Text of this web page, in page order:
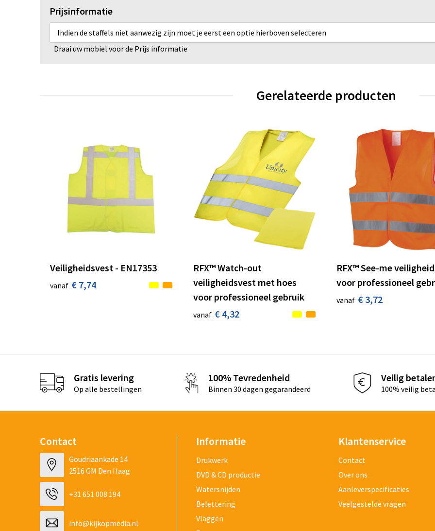
Prijsinformatie
Indien de staffels niet aanwezig zijn moet je eerst een optie hierboven selecteren
Draai uw mobiel voor de Prijs informatie
Gerelateerde producten
Veiligheidsvest - EN17353
vanaf € 7,74
RFX™ Watch-out
veiligheidsvest met hoes
voor professioneel gebruik
vanaf € 4,32
RFX™ See-me
voor professioneel
vanaf € 3,72
Gratis levering
Op alle bestellingen
100% Tevredenheid
Binnen 30 dagen gegarandeerd
Veilig
100% veilig
Contact
Goudriaankade 14
2516 GM Den Haag
+31 651 008 194
info@kijkopmedia.nl
Informatie
Drukwerk
DVD & CD productie
Watersnijden
Belettering
Vlaggen
Klantenservice
Contact
Over ons
Aanleverspecificaties
Veelgestelde vragen